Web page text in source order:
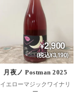
2,900
(税込¥3,190)
月夜ノ Postman 2025
イエローマジックワイナリ
ー